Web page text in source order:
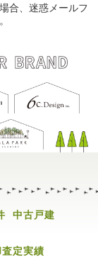
合、迷惑メールフ
中古戸建
定実績